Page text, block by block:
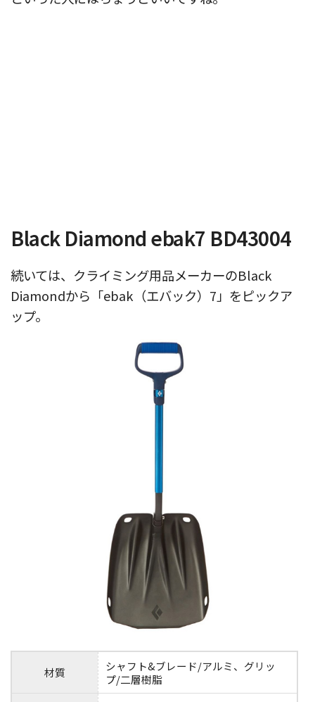
Black Diamond ebak7 BD43004
続いては、クライミング用品メーカーのBlack
Diamondから「ebak（エバック）7」をピックア
ップ。
材質
シャフト&ブレード/アルミ、グリッ
プ/二層樹脂